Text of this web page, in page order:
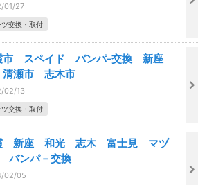
01/27
ツ交換・取付
市 スペイド バンパ-交換 新座
瀬市 志木市
02/13
ツ交換・取付
新座 和光 志木 富士見 マヅ
バンパ－交換
02/05